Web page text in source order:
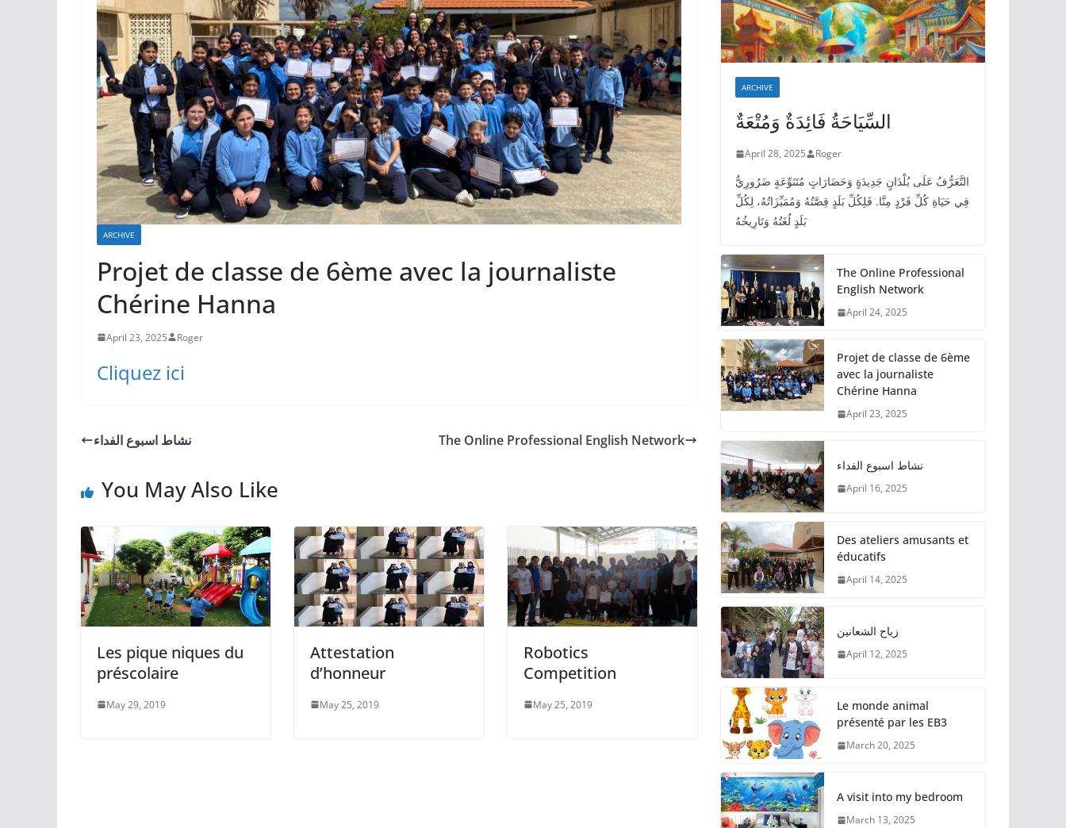
ARCHIVE
Projet de classe de 6ème avec la journaliste
Chérine Hanna
April 23, 2025 Roger
Cliquez ici
نشاط اسبوع الفداء The Online Professional English Network
You May Also Like
Les pique niques du
préscolaire
May 29, 2019
Attestation
d’honneur
May 25, 2019
Robotics
Competition
May 25, 2019
ARCHIVE
السِّيَاحَةُ فَائِدَةٌ وَمُتْعَةٌ
April 28, 2025 Roger
التَّعَرُّفُ عَلَى بُلْدَانٍ جَدِيدَةٍ وَحَضَارَاتٍ مُتَنَوِّعَةٍ ضَرُورِيٌّ
فِي حَيَاةِ كُلِّ فَرْدٍ مِنَّا. فَلِكُلِّ بَلَدٍ قِصَّتُهُ وَمُمَيِّزَاتُهُ، لِكُلِّ
بَلَدٍ لُغَتُهُ وَتَارِيخُهُ
The Online Professional
English Network
April 24, 2025
Projet de classe de 6ème
avec la journaliste
Chérine Hanna
April 23, 2025
نشاط اسبوع الفداء
April 16, 2025
Des ateliers amusants et
éducatifs
April 14, 2025
زياح الشعانين
April 12, 2025
Le monde animal
présenté par les EB3
March 20, 2025
A visit into my bedroom
March 13, 2025